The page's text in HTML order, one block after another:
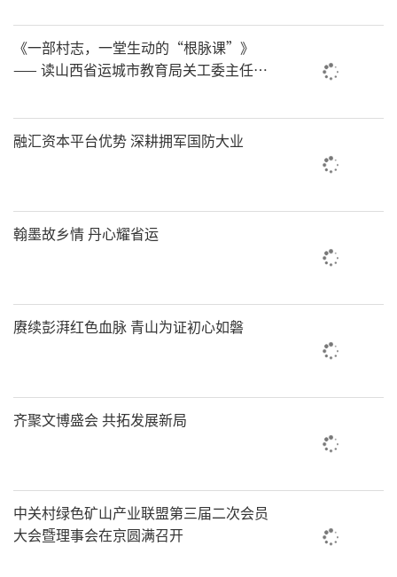
《一部村志，一堂生动的“根脉课”》
—— 读山西省运城市教育局关工委主任张
融汇资本平台优势 深耕拥军国防大业
翰墨故乡情 丹心耀省运
赓续彭湃红色血脉 青山为证初心如磐
齐聚文博盛会 共拓发展新局
中关村绿色矿山产业联盟第三届二次会员
大会暨理事会在京圆满召开